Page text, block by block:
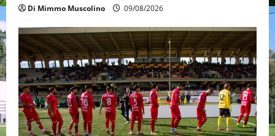
Di Mimmo Muscolino 09/08/2026